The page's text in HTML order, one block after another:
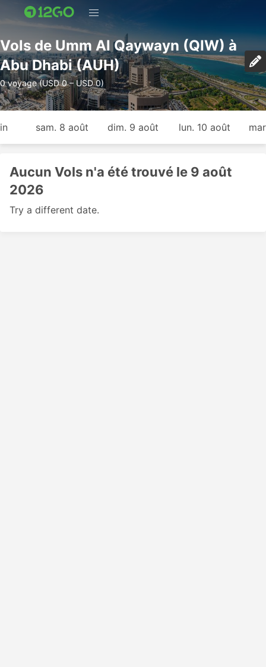
Vols de Umm Al Qaywayn (QIW) à
Abu Dhabi (AUH)
0 voyage (USD 0 – USD 0)
sam. 8 août dim. 9 août lun. 10 août
Aucun Vols n'a été trouvé le 9 août
2026
Try a different date.